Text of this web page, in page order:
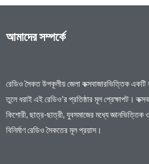
আমাদের সম্পর্কে
রেডিও সৈকত উপকূলীয় জেলা কক্সবাজারভিত্তিক একটি
তুলে ধরাই এই রেডিও’র প্রতিষ্ঠার মূল প্রেক্ষাপট।
কিশোরী, ছাত্র-ছাত্রী, যুবসমাজের মধ্যে
বিনির্মাণ রেডিও সৈকতের মূল প্রয়াস।